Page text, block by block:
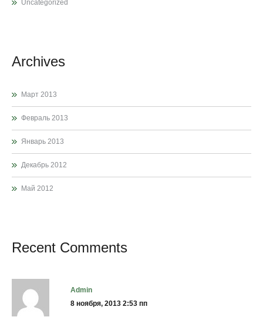
Uncategorized
Archives
Март 2013
Февраль 2013
Январь 2013
Декабрь 2012
Май 2012
Recent Comments
admin
8 ноября, 2013 2:53 пп